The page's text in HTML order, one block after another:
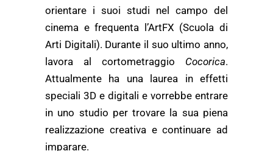
orientare i suoi studi nel campo del
cinema e frequenta l’ArtFX (Scuola di
Arti Digitali). Durante il suo ultimo anno,
lavora al cortometraggio Cocorica.
Attualmente ha una laurea in effetti
speciali 3D e digitali e vorrebbe entrare
in uno studio per trovare la sua piena
realizzazione creativa e continuare ad
imparare.